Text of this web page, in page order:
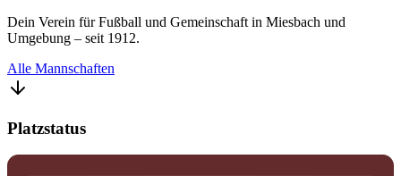
Dein Verein für Fußball und Gemeinschaft in Miesbach und
Umgebung – seit 1912.
Alle Mannschaften
Platzstatus